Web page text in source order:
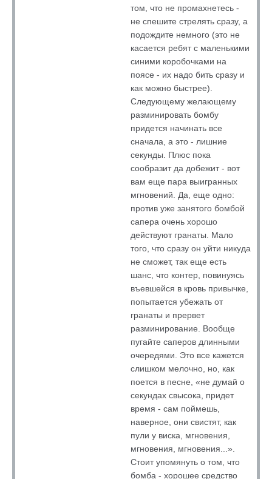
том, что не промахнетесь -
не спешите стрелять сразу, а
подождите немного (это не
касается ребят с маленькими
синими коробочками на
поясе - их надо бить сразу и
как можно быстрее).
Следующему желающему
разминировать бомбу
придется начинать все
сначала, а это - лишние
секунды. Плюс пока
сообразит да добежит - вот
вам еще пара выигранных
мгновений. Да, еще одно:
против уже занятого бомбой
сапера очень хорошо
действуют гранаты. Мало
того, что сразу он уйти никуда
не сможет, так еще есть
шанс, что контер, повинуясь
въевшейся в кровь привычке,
попытается убежать от
гранаты и прервет
разминирование. Вообще
пугайте саперов длинными
очередями. Это все кажется
слишком мелочно, но, как
поется в песне, «не думай о
секундах свысока, придет
время - сам поймешь,
наверное, они свистят, как
пули у виска, мгновения,
мгновения, мгновения...».
Стоит упомянуть о том, что
бомба - хорошее средство